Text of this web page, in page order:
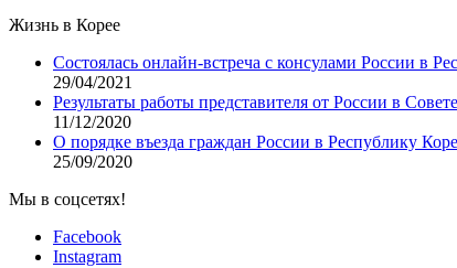
Жизнь в Корее
Состоялась онлайн-встреча с консулами России в
29/04/2021
Результаты работы представителя от России в
11/12/2020
О порядке въезда граждан России в Республику
25/09/2020
Мы в соцсетях!
Facebook
Instagram